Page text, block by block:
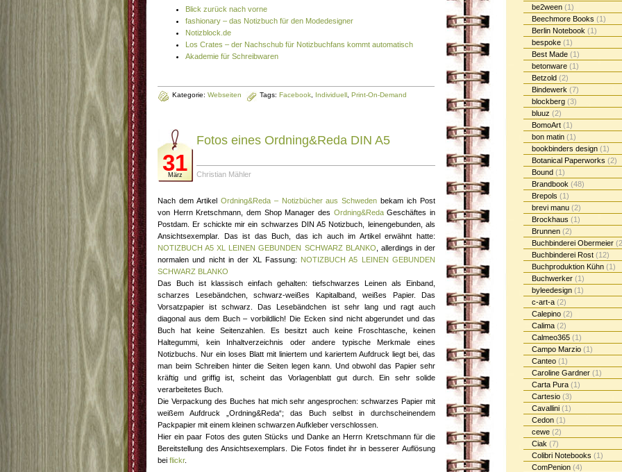
Blick zurück nach vorne
fashionary – das Notizbuch für den Modedesigner
Notizblock.de
Los Crates – der Nachschub für Notizbuchfans kommt automatisch
Akademie für Schreibwaren
Kategorie: Webseiten Tags: Facebook, Individuell, Print-On-Demand
31
März
Fotos eines Ordning&Reda DIN A5
Christian Mähler
Nach dem Artikel Ordning&Reda – Notizbücher aus Schweden bekam ich Post
von Herrn Kretschmann, dem Shop Manager des Ordning&RedaGeschäftes in
Postdam. Er schickte mir ein schwarzes DIN A5 Notizbuch, leinengebunden, als
Ansichtsexemplar. Das ist das Buch, das ich auch im Artikel erwähnt hatte:
NOTIZBUCH A5 XL LEINEN GEBUNDEN SCHWARZ BLANKO , allerdings in der
normalen und nicht in der XL Fassung: NOTIZBUCH A5 LEINEN GEBUNDEN
SCHWARZ BLANKO
Das Buch ist klassisch einfach gehalten: tiefschwarzes Leinen als Einband,
scharzes Lesebändchen, schwarz-weißes Kapitalband, weißes Papier. Das
Vorsatzpapier ist schwarz. Das Lesebändchen ist sehr lang und ragt auch
diagonal aus dem Buch – vorbildlich! Die Ecken sind nicht abgerundet und das
Buch hat keine Seitenzahlen. Es besitzt auch keine Froschtasche, keinen
Haltegummi, kein Inhaltverzeichnis oder andere typische Merkmale eines
Notizbuchs. Nur ein loses Blatt mit liniertem und kariertem Aufdruck liegt bei, das
man beim Schreiben hinter die Seiten legen kann. Und obwohl das Papier sehr
kräftig und griffig ist, scheint das Vorlagenblatt gut durch. Ein sehr solide
verarbeitetes Buch.
Die Verpackung des Buches hat mich sehr angesprochen: schwarzes Papier mit
weißem Aufdruck „Ordning&Reda“; das Buch selbst in durchscheinendem
Packpapier mit einem kleinen schwarzen Aufkleber verschlossen.
Hier ein paar Fotos des guten Stücks und Danke an Herrn Kretschmann für die
Bereitstellung des Ansichtsexemplars. Die Fotos findet ihr in besserer Auflösung
bei flickr.
be2ween (1)
Beechmore Books (1)
Berlin Notebook (1)
bespoke (1)
Best Made (1)
betonware (1)
Betzold (2)
Bindewerk (7)
blockberg (3)
bluuz (2)
BomoArt (1)
bon matin (1)
bookbinders design (1)
Botanical Paperworks (2)
Bound (1)
Brandbook (48)
Brepols (1)
brevi manu (2)
Brockhaus (1)
Brunnen (2)
Buchbinderei Obermeier
Buchbinderei Rost (12)
Buchproduktion Kühn (1)
Buchwerker (1)
byleedesign (1)
c-art-a (2)
Calepino (2)
Calima (2)
Calmeo365 (1)
Campo Marzio (1)
Canteo (1)
Caroline Gardner (1)
Carta Pura (1)
Cartesio (3)
Cavallini (1)
Cedon (1)
cewe (2)
Ciak (7)
Colibri Notebooks (1)
ComPenion (4)